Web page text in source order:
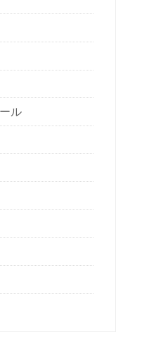
ル